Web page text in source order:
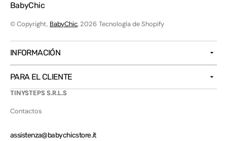
BabyChic
© Copyright, BabyChic, 2026 Tecnología de Shopify
INFORMACIÓN
PARA EL CLIENTE
TINYSTEPS S.R.L.S
Contactos
assistenza@babychicstore.it